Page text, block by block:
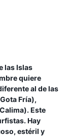
las Islas
quiere
al de las
Fría),
Este
Hay
estéril y